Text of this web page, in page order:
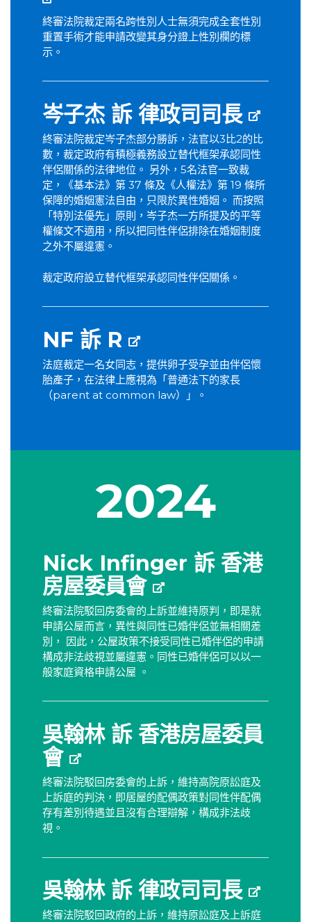
終審法院裁定兩名跨性別人士無須完成全套性別
重置手術才能申請改變其身分證上性別欄的標
示。
岑子杰 訴 律政司司長
終審法院裁定岑子杰部分勝訴，法官以3比2的比
數，裁定政府有積極義務設立替代框架承認同性
伴侶關係的法律地位。 另外，5名法官一致裁
定，《基本法》第 37 條及《人權法》第 19 條所
保障的婚姻憲法自由，只限於異性婚姻。 而按照
「特別法優先」原則，岑子杰一方所提及的平等
權條文不適用，所以把同性伴侶排除在婚姻制度
之外不屬違憲。
裁定政府設立替代框架承認同性伴侶關係。
NF 訴 R
法庭裁定一名女同志，提供卵子受孕並由伴侶懷
胎產子，在法律上應視為「普通法下的家長
（parent at common law）」。
2024
Nick Infinger 訴 香港
房屋委員會
終審法院駁回房委會的上訴並維持原判，即是就
申請公屋而言，異性與同性已婚伴侶並無相關差
別， 因此，公屋政策不接受同性已婚伴侶的申請
構成非法歧視並屬違憲。同性已婚伴侶可以以一
般家庭資格申請公屋 。
吳翰林 訴 香港房屋委員
會
終審法院駁回房委會的上訴，維持高院原訟庭及
上訴庭的判決，即居屋的配偶政策對同性伴配偶
存有差別待遇並且沒有合理辯解，構成非法歧
視。
吳翰林 訴 律政司司長
終審法院駁回政府的上訴，維持原訟庭及上訴庭